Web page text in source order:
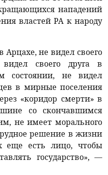
нападений
властей РА к народу
не видел своего
своего друга в
состоянии, не видел
в мирные поселения
«коридор смерти» в
со скончавшимся
не имеет морального
решение в жизни
еще есть лицо, чтобы
государство», —